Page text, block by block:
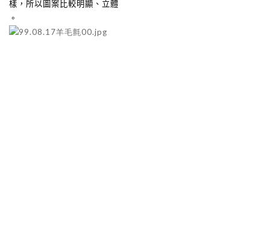
樣 ， 所以圖案比較明顯、 立體
。